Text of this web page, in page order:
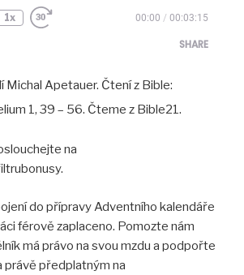
1x 00:00 / 00:03:15
SHARE
Michal Apetauer. Čtení z Bible:
1, 39 – 56. Čteme z Bible21.
na
do přípravy Adventního kalendáře
férově zaplaceno. Pomozte nám
má právo na svou mzdu a podpořte
právě předplatným na